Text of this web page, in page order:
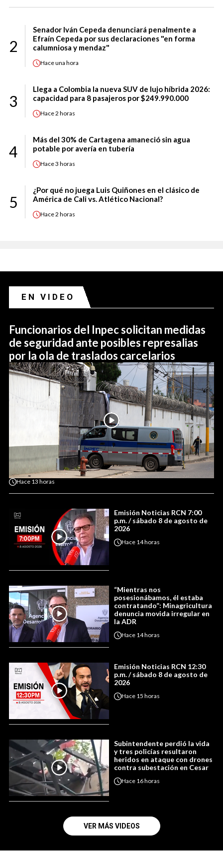
2
Senador Iván Cepeda denunciará penalmente a
Efraín Cepeda por sus declaraciones "en forma
calumniosa y mendaz"
Haceuna hora
3
Llega a Colombia la nueva SUV de lujo híbrida 2026:
capacidad para 8 pasajeros por $249.990.000
Hace2 horas
4
Más del 30% de Cartagena amaneció sin agua
potable por avería en tubería
Hace3 horas
5
¿Por qué no juega Luis Quiñones en el clásico de
América de Cali vs. Atlético Nacional?
Hace2 horas
EN VIDEO
Funcionarios del Inpec solicitan medidas
de seguridad ante posibles represalias
por la ola de traslados carcelarios
Hace 13 horas
Emisión Noticias RCN 7:00
p.m. / sábado 8 de agosto de
2026
Hace 14 horas
“Mientras nos
posesionábamos, él estaba
contratando”: Minagricultura
denuncia movida irregular en
la ADR
Hace 14 horas
Emisión Noticias RCN 12:30
p.m. / sábado 8 de agosto de
2026
Hace 15 horas
Subintendente perdió la vida
y tres policías resultaron
heridos en ataque con drones
contra subestación en Cesar
Hace 16 horas
VER MÁS VIDEOS